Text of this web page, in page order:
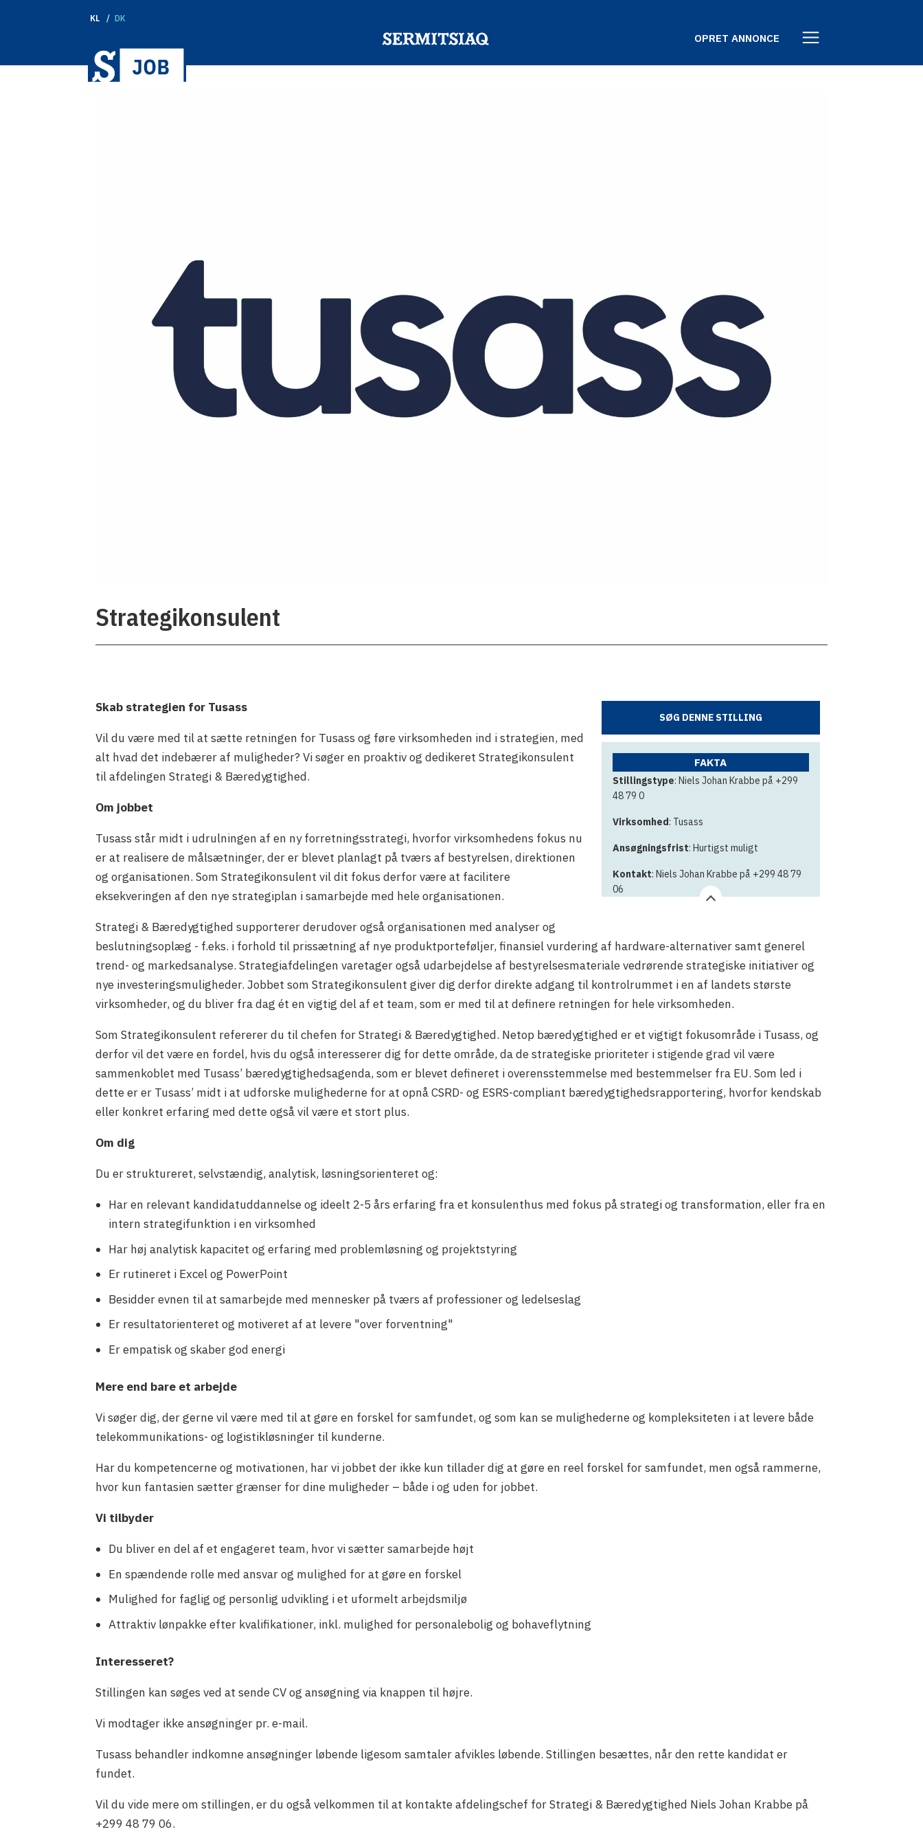
KL DK
OPRET ANNONCE
Strategikonsulent
SØG DENNE STILLING
FAKTA
Stillingstype: Niels Johan Krabbe på +299
48 79 0
Virksomhed: Tusass
Ansøgningsfrist: Hurtigst muligt
Kontakt: Niels Johan Krabbe på +299 48 79
06
Skab strategien for Tusass
Vil du være med til at sætte retningen for Tusass og føre virksomheden ind i strategien, med
alt hvad det indebærer af muligheder? Vi søger en proaktiv og dedikeret Strategikonsulent
til afdelingen Strategi & Bæredygtighed.
Om jobbet
Tusass står midt i udrulningen af en ny forretningsstrategi, hvorfor virksomhedens fokus nu
er at realisere de målsætninger, der er blevet planlagt på tværs af bestyrelsen, direktionen
og organisationen. Som Strategikonsulent vil dit fokus derfor være at facilitere
eksekveringen af den nye strategiplan i samarbejde med hele organisationen.
Strategi & Bæredygtighed supporterer derudover også organisationen med analyser og
beslutningsoplæg - f.eks. i forhold til prissætning af nye produktporteføljer, finansiel vurdering af hardware-alternativer samt generel
trend- og markedsanalyse. Strategiafdelingen varetager også udarbejdelse af bestyrelsesmateriale vedrørende strategiske initiativer og
nye investeringsmuligheder. Jobbet som Strategikonsulent giver dig derfor direkte adgang til kontrolrummet i en af landets største
virksomheder, og du bliver fra dag ét en vigtig del af et team, som er med til at definere retningen for hele virksomheden.
Som Strategikonsulent refererer du til chefen for Strategi & Bæredygtighed. Netop bæredygtighed er et vigtigt fokusområde i Tusass, og
derfor vil det være en fordel, hvis du også interesserer dig for dette område, da de strategiske prioriteter i stigende grad vil være
sammenkoblet med Tusass’ bæredygtighedsagenda, som er blevet defineret i overensstemmelse med bestemmelser fra EU. Som led i
dette er er Tusass’ midt i at udforske mulighederne for at opnå CSRD- og ESRS-compliant bæredygtighedsrapportering, hvorfor kendskab
eller konkret erfaring med dette også vil være et stort plus.
Om dig
Du er struktureret, selvstændig, analytisk, løsningsorienteret og:
Har en relevant kandidatuddannelse og ideelt 2-5 års erfaring fra et konsulenthus med fokus på strategi og transformation, eller fra en
intern strategifunktion i en virksomhed
Har høj analytisk kapacitet og erfaring med problemløsning og projektstyring
Er rutineret i Excel og PowerPoint
Besidder evnen til at samarbejde med mennesker på tværs af professioner og ledelseslag
Er resultatorienteret og motiveret af at levere "over forventning"
Er empatisk og skaber god energi
Mere end bare et arbejde
Vi søger dig, der gerne vil være med til at gøre en forskel for samfundet, og som kan se mulighederne og kompleksiteten i at levere både
telekommunikations- og logistikløsninger til kunderne.
Har du kompetencerne og motivationen, har vi jobbet der ikke kun tillader dig at gøre en reel forskel for samfundet, men også rammerne,
hvor kun fantasien sætter grænser for dine muligheder – både i og uden for jobbet.
Vi tilbyder
Du bliver en del af et engageret team, hvor vi sætter samarbejde højt
En spændende rolle med ansvar og mulighed for at gøre en forskel
Mulighed for faglig og personlig udvikling i et uformelt arbejdsmiljø
Attraktiv lønpakke efter kvalifikationer, inkl. mulighed for personalebolig og bohaveflytning
Interesseret?
Stillingen kan søges ved at sende CV og ansøgning via knappen til højre.
Vi modtager ikke ansøgninger pr. e-mail.
Tusass behandler indkomne ansøgninger løbende ligesom samtaler afvikles løbende. Stillingen besættes, når den rette kandidat er
fundet.
Vil du vide mere om stillingen, er du også velkommen til at kontakte afdelingschef for Strategi & Bæredygtighed Niels Johan Krabbe på
+299 48 79 06.